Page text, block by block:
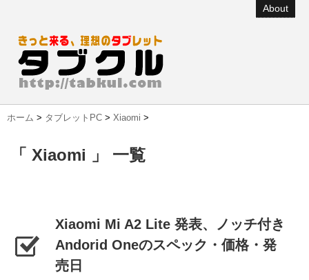
About
ホーム > タブレットPC > Xiaomi >
「 Xiaomi 」 一覧
Xiaomi Mi A2 Lite 発表、ノッチ付き
Andorid Oneのスペック・価格・発
売日